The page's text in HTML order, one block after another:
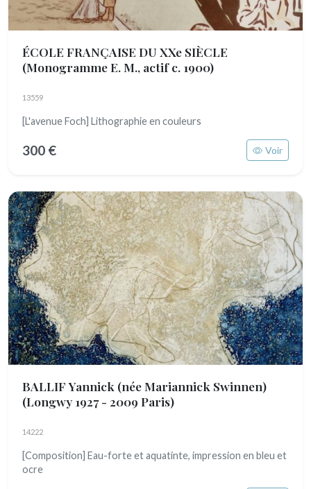
ÉCOLE FRANÇAISE DU XXe SIÈCLE
(Monogramme E. M., actif c. 1900)
13559
[L'avenue Foch] Lithographie en couleurs
300 € Voir
BALLIF Yannick (née Mariannick Swinnen)
(Longwy 1927 - 2009 Paris)
14222
[Composition] Eau-forte et aquatinte, impression en bleu et
ocre